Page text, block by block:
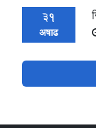
31
अषाढ